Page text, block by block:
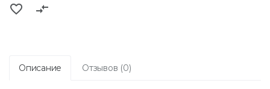
favorite_border compare_arrows
Описание Отзывов (0)